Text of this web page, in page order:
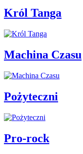
Król Tanga
Machina Czasu
Pożyteczni
Pro-rock